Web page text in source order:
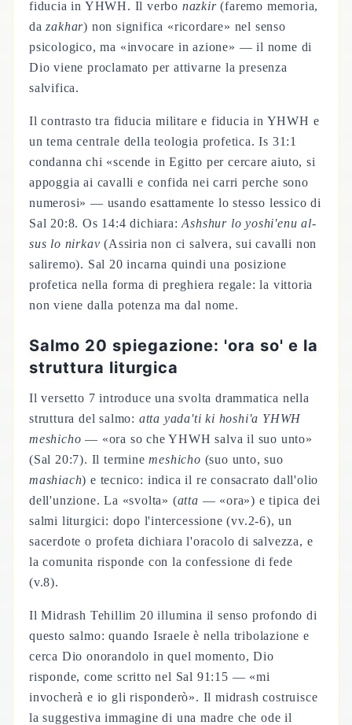
fiducia in YHWH. Il verbo nazkir(faremo memoria,
dazakhar) non significa «ricordare» nel senso
psicologico, ma «invocare in azione» — il nome di
Dio viene proclamato per attivarne la presenza
salvifica.
Il contrasto tra fiducia militare e fiducia in YHWH e
un tema centrale della teologia profetica. Is 31:1
condanna chi «scende in Egitto per cercare aiuto, si
appoggia ai cavalli e confida nei carri perche sono
numerosi» — usando esattamente lo stesso lessico di
Sal 20:8. Os 14:4 dichiara:Ashshur lo yoshi'enu al-
sus lo nirkav (Assiria non ci salvera, sui cavalli non
saliremo). Sal 20 incarna quindi una posizione
profetica nella forma di preghiera regale: la vittoria
non viene dalla potenza ma dal nome.
Salmo 20 spiegazione: 'ora so' e la
struttura liturgica
Il versetto 7 introduce una svolta drammatica nella
struttura del salmo: atta yada'ti ki hoshi'a YHWH
meshicho — «ora so che YHWH salva il suo unto»
(Sal 20:7). Il terminemeshicho (suo unto, suo
mashiach) e tecnico: indica il re consacrato dall'olio
dell'unzione. La «svolta» (atta — «ora») e tipica dei
salmi liturgici: dopo l'intercessione (vv.2-6), un
sacerdote o profeta dichiara l'oracolo di salvezza, e
la comunita risponde con la confessione di fede
(v.8).
Il Midrash Tehillim 20 illumina il senso profondo di
questo salmo: quando Israele è nella tribolazione e
cerca Dio onorandolo in quel momento, Dio
risponde, come scritto nel Sal 91:15 — «mi
invocherà e io gli risponderò». Il midrash costruisce
la suggestiva immagine di una madre che ode il